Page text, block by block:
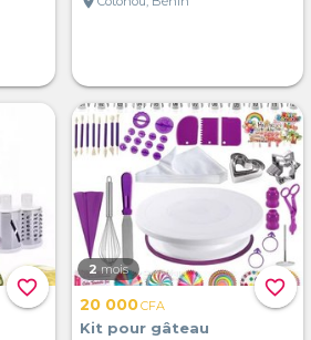
favorite_border favorite_border
2 mois
20 000CFA
Kit pour gâteau